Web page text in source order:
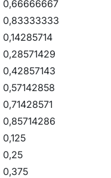
0,66666667
0,83333333
0,14285714
0,28571429
0,42857143
0,57142858
0,71428571
0,85714286
0,125
0,25
0,375